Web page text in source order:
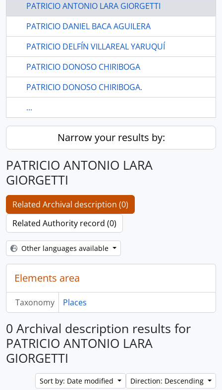
PATRICIO ANTONIO LARA GIORGETTI
PATRICIO DANIEL BACA AGUILERA
PATRICIO DELFÍN VILLAREAL YARUQUÍ
PATRICIO DONOSO CHIRIBOGA
PATRICIO DONOSO CHIRIBOGA.
...
Narrow your results by:
PATRICIO ANTONIO LARA
GIORGETTI
Related Archival description (0)
Related Authority record (0)
Other languages available
Elements area
Taxonomy Places
0 Archival description results for
PATRICIO ANTONIO LARA
GIORGETTI
Sort by: Date modified Direction: Descending